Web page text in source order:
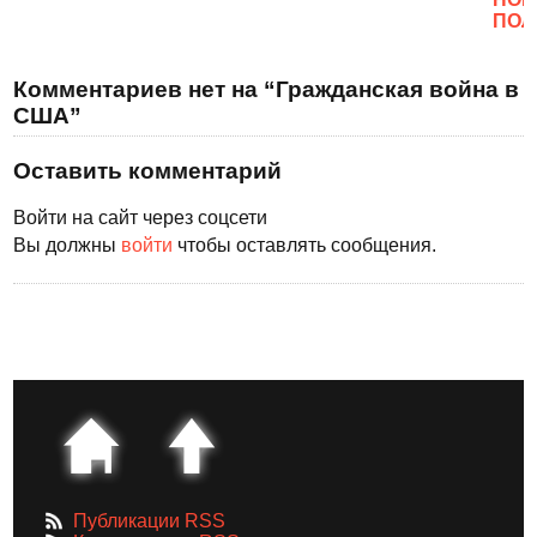
Комментариев нет на “Гражданская война в
США”
Оставить комментарий
Войти на сайт через соцсети
Вы должны войти чтобы оставлять сообщения.
Публикации RSS